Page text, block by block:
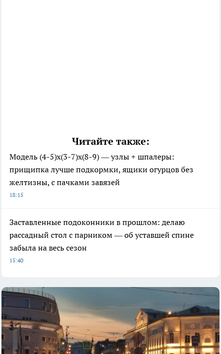
Читайте также:
Модель (4-5)х(3-7)х(8-9) — узлы + шпалеры:
прищипка лучше подкормки, ящики огурцов без
желтизны, с пачками завязей
18:15
Заставленные подоконники в прошлом: делаю
рассадный стол с парником — об уставшей спине
забыла на весь сезон
15:40